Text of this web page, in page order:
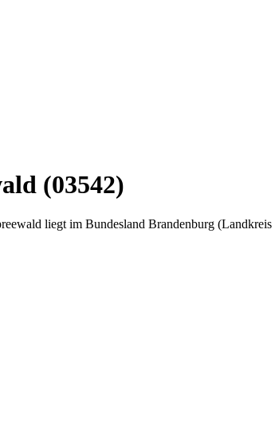
(03542)
liegt im Bundesland Brandenburg